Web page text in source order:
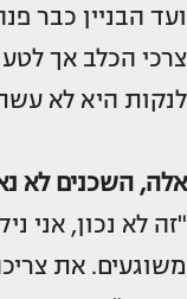
ועד הבניין כבר
צרכי הכלב אך
לנקות היא לא
אלה, השכנים לא
"זה לא נכון, אני
משוגעים. את